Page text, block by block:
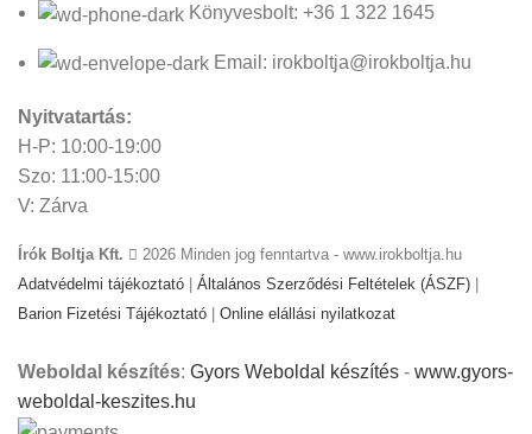
Könyvesbolt: +36 1 322 1645
Email: irokboltja@irokboltja.hu
Nyitvatartás:
H-P: 10:00-19:00
Szo: 11:00-15:00
V: Zárva
Írók Boltja Kft.
2026 Minden jog fenntartva - www.irokboltja.hu
Adatvédelmi tájékoztató
Általános Szerződési Feltételek (ÁSZF)
Barion Fizetési Tájékoztató
Online elállási nyilatkozat
Weboldal készítés: Gyors Weboldal készítés - www.gyors-
weboldal-keszites.hu